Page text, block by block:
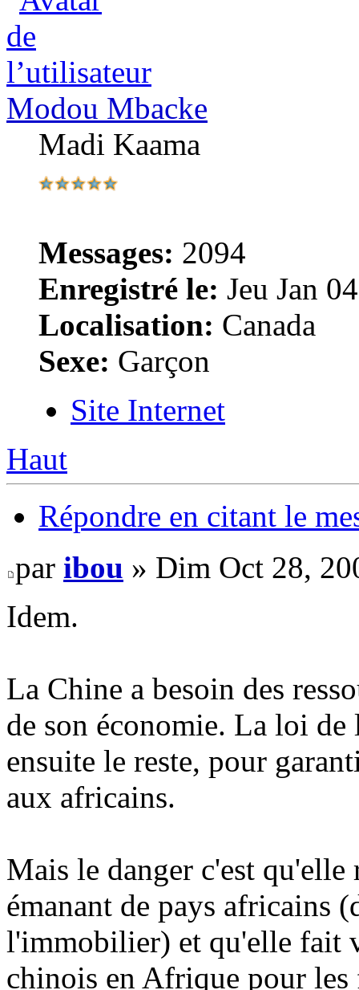
Modou Mbacke
Madi Kaama
Messages: 2094
Enregistré le: Jeu Jan
Localisation: Canada
Sexe: Garçon
Site Internet
Haut
Répondre en citant le
par ibou » Dim Oct 28,
Idem.
La Chine a besoin des
de son économie. La loi
ensuite le reste, pour
aux africains.
Mais le danger c'est
émanant de pays africains
l'immobilier) et qu'elle fait
chinois en Afrique pour